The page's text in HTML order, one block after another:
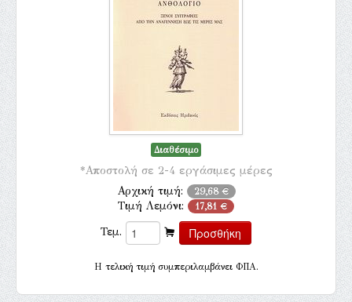
Διαθέσιμο
*Αποστολή σε 2-4 εργάσιμες μέρες
Αρχική τιμή: 29,68 €
Τιμή Λεμόνι: 17,81 €
Τεμ.
H τελική τιμή συμπεριλαμβάνει ΦΠΑ.